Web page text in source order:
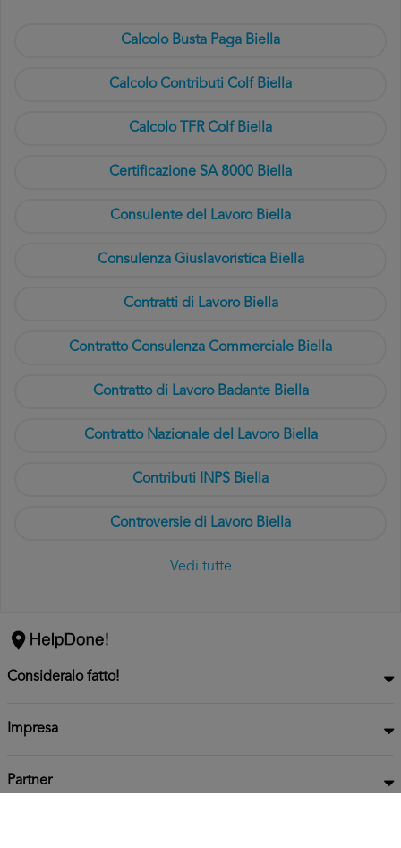
Calcolo Busta Paga Biella
Calcolo Contributi Colf Biella
Calcolo TFR Colf Biella
Certificazione SA 8000 Biella
Consulente del Lavoro Biella
Consulenza Giuslavoristica Biella
Contratti di Lavoro Biella
Contratto Consulenza Commerciale Biella
Contratto di Lavoro Badante Biella
Contratto Nazionale del Lavoro Biella
Contributi INPS Biella
Controversie di Lavoro Biella
Vedi tutte
Consideralo fatto!
Impresa
Partner